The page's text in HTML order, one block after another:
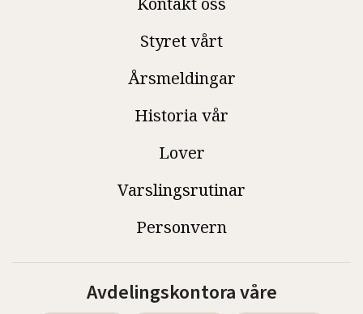
Styret vårt
Årsmeldingar
Historia vår
Lover
Varslingsrutinar
Personvern
Avdelingskontora våre